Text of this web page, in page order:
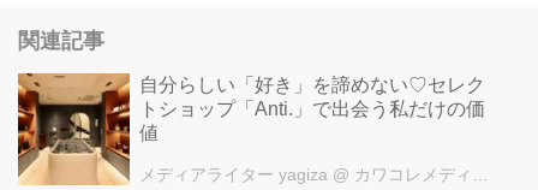
関連記事
自分らしい「好き」を諦めない♡セレク
トショップ「Anti.」で出会う私だけの価
値
メディアライター yagiza @ カワコレメディア編集部